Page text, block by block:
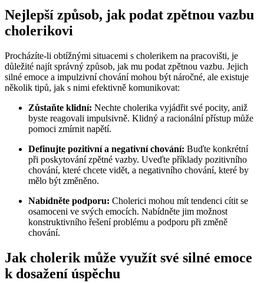
Nejlepší způsob, jak podat zpětnou vazbu
cholerikovi
Procházíte-li obtížnými situacemi s cholerikem na pracovišti, je
důležité najít správný způsob, jak mu podat zpětnou vazbu. Jejich
silné emoce a impulzivní chování mohou být náročné, ale existuje
několik tipů, jak s nimi efektivně komunikovat:
Zůstaňte klidní: Nechte cholerika vyjádřit své pocity, aniž
byste reagovali impulsivně. Klidný a racionální přístup může
pomoci zmírnit napětí.
Definujte pozitivní a negativní chování: Buďte konkrétní
při poskytování zpětné vazby. Uveďte příklady pozitivního
chování, které chcete vidět, a negativního chování, které by
mělo být změněno.
Nabídněte podporu: Cholerici mohou mít tendenci cítit se
osamoceni ve svých emocích. Nabídněte jim možnost
konstruktivního řešení problému a podporu při změně
chování.
Jak cholerik může využít své silné emoce
k dosažení úspěchu